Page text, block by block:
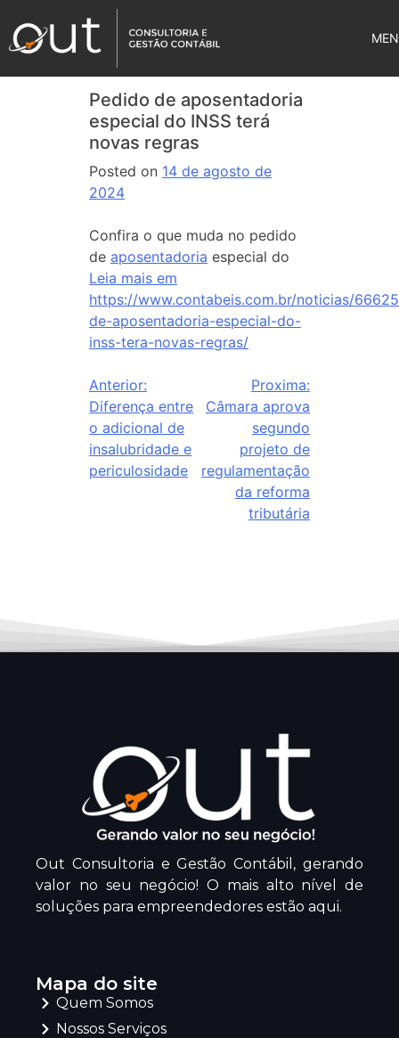
Pedido de aposentadoria
especial do INSS terá
novas regras
Posted on 14 de agosto de
2024
Confira o que muda no pedido
de aposentadoria especial do
Leia mais em
https://www.contabeis.com.br/noticias/
de-aposentadoria-especial-do-
inss-tera-novas-regras/
Anterior:
Diferença entre
o adicional de
insalubridade e
periculosidade
Proxima:
Câmara aprova
segundo
projeto de
regulamentação
da reforma
tributária
Out Consultoria e Gestão Contábil, gerando
valor no seu negócio! O mais alto nível de
soluções para empreendedores estão aqui.
Mapa do site
Quem Somos
Nossos Serviços